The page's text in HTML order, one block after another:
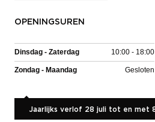
OPENINGSUREN
Dinsdag - Zaterdag 10:00 - 18:00
Zondag - Maandag Gesloten
Jaarlijks verlof 28 juli tot en met